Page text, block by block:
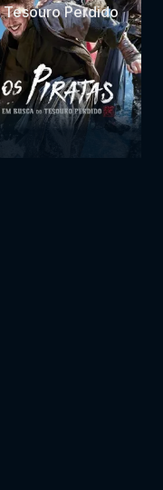
Tesouro Perdido